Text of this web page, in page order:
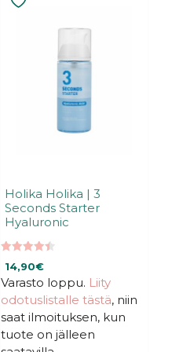
Holika Holika | 3
Seconds Starter
Hyaluronic
4.47
5:stä
14,90€
Varasto loppu. Liity
odotuslistalle tästä, niin
saat ilmoituksen, kun
tuote on jälleen